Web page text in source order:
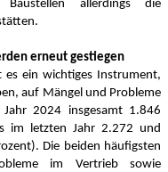
allerdings die
erneut gestiegen
es ein wichtiges Instrument,
auf Mängel und Probleme
2024 insgesamt 1.846
im letzten Jahr 2.272 und
Die beiden häufigsten
im Vertrieb sowie